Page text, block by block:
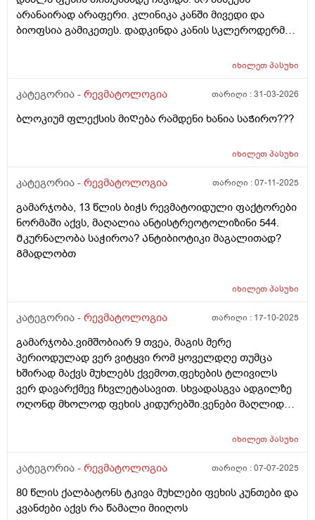
sakmaod damglelloa da xshirad vdgebi da ro davdivar da an
vwevar da vdgebi momentebshi pexi mitokavs da davijero
მარცხენა მარჯვენა მხარეს ვერ ვწევ ვერ მაᲦლა
დაბლა და ვერც ᲗიᲗებს ვატოკებ . რენტგენი
3მხრიდან გადამიᲦო ფეხზე .
არანაირად არაფერი. კლინიკა კანში მივედი და
ბიოფსია გამიკეთეს. დადკინდა კანის სკლეროდერმია.
შეიძლება შემდეგ მეტოტრექსატი დაგინიშნოვო.
შინაგანი ორგანოები არაფერი გამიკონტროლებია.
ოყო.
იხილეთპასუხი
კატეგორია - რევმატოლოგია თარიღი :31-03-2026
ბლოკიუმ ფლექსის მიᲦება რამდენი ხანია საᲭირო???
იხილეთპასუხი
კატეგორია - რევმატოლოგია თარიღი :07-11-2025
გამარჯობა, 13 წლის ბიჭს რევმატოიდული ფაქტორები
ნორმაში აქვს, მაღალია ანტისტრეოტოლიზინი 544.
Მკურნალობა საჭიროა? Ანტიბიოტიკი მაგალითად?
Გმადლობთ
იხილეთპასუხი
კატეგორია - რევმატოლოგია თარიღი : 17-10-2025
გამარჯობა.ვიმშობიარ 9 თვეა, მაგის მერე
პერიოდულად ვერ ვიტყვი რომ ყოველდღე თუმცა
ხშირად მაქვს მუხლებს ქვემოთ,ფეხების ტლივილს
ვერ დავარქმევ ჩხვლეტასავით. სხვადასგვა ადგილზე
ოღონდ მხოლოდ ფეხის კიდურებში.ვენები მაღლიდან
იხილეთპასუხი
კატეგორია - რევმატოლოგია თარიღი :07-07-2025
80 წლის ქალბატონს ტკივა მუხლები ფეხის კუნთები და
კვანძები აქვს რა წამალი მიიღოს